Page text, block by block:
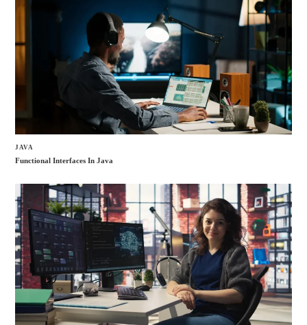
JAVA
Functional Interfaces In Java